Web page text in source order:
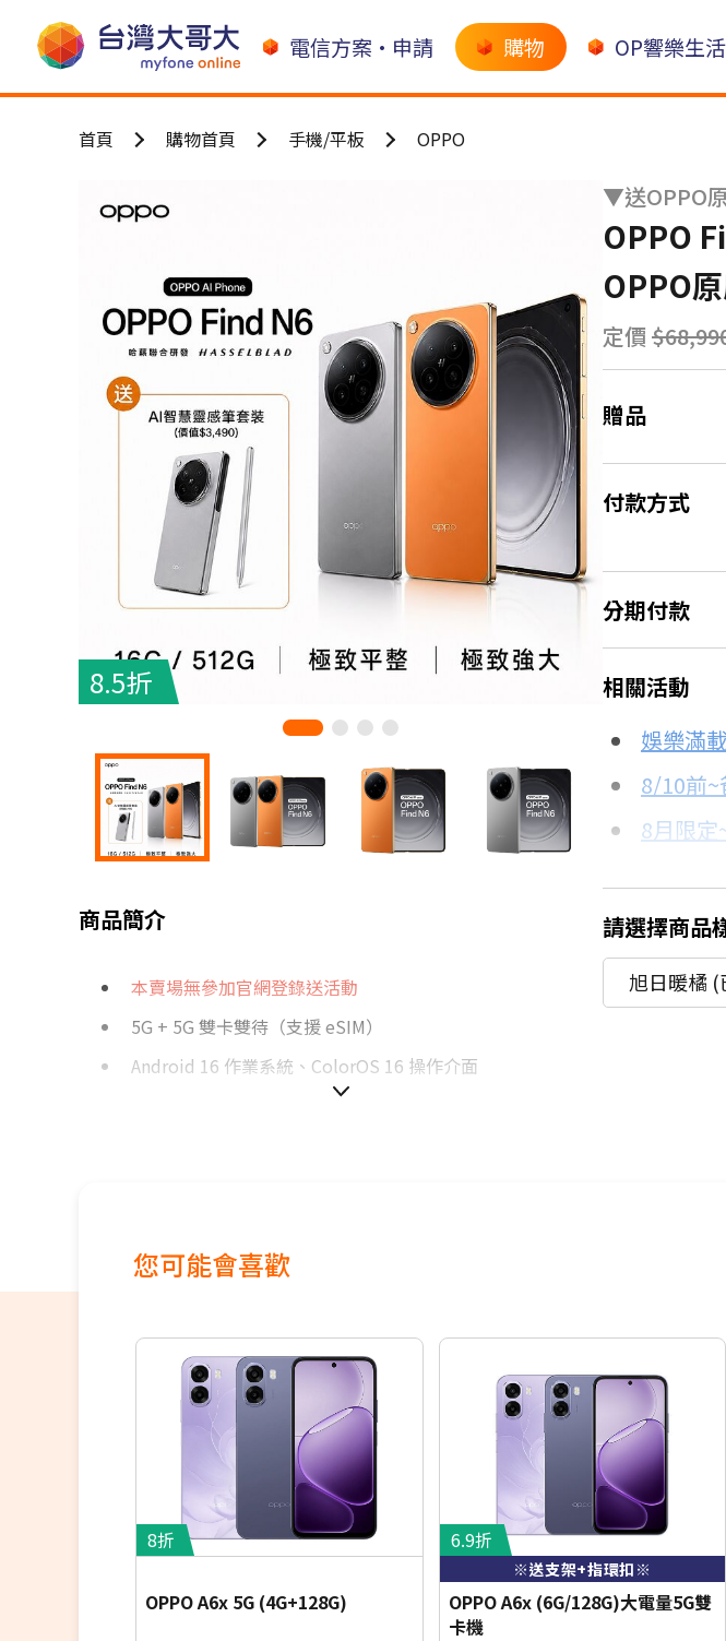
電信方案•申請 購物 OP響樂生
首頁 購物首頁 手機/平板 OPPO
8.5折 8.5折
商品簡介
本賣場無參加官網登錄送活動
5G + 5G 雙卡雙待（支援 eSIM）
Android 16 作業系統、ColorOS 16 操作介面
8.12 吋 2,480 x 2,248pixels 解析度 QXGA+ AMOLED 內頁螢
16GB RAM / 512GB ROM
外螢幕 2,000 萬畫素鏡頭
內螢幕 2,000 萬螢幕鏡頭
後置 2 億畫素主鏡頭 + 5,000 萬畫素超廣角鏡頭 + 5,000 萬畫
素長焦鏡頭 + 200 萬畫素原色真彩鏡頭
哈蘇聯合研發影像系統
IP56、IP58 與 IP69 防塵防水等級
▼送OPPO
OPPO
OPPO
定價
贈品
付款方式
分期付款
＊實際可分
信用卡分期
分期
3期 0
12期 0
相關活動
娛樂滿
8/10前~
8月限
8/15前~
★舊機
更多信
請選擇商品
旭日暖橘 (
您可能會喜歡
8折
OPPO A6x 5G (4G+128G)
6.9折
※送支架+指環扣※
OPPO A6x (6G/128G)大電量5G雙
卡機